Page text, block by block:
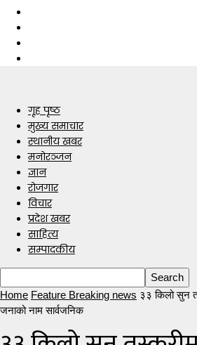
गृह पृष्ठ
मुख्य समाचार
स्थानीय खबर
मनोरञ्जन
ज्ञान
रोजगार
विचार
प्रदेश खबर
साहित्य
सम्पादकीय
Home Feature Breaking news ३३ किलो सुन
जनाको नाम सार्वजनिक